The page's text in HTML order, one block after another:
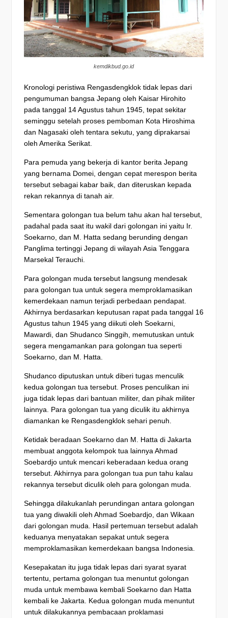
kemdikbud.go.id
Kronologi peristiwa Rengasdengklok tidak lepas dari
pengumuman bangsa Jepang oleh Kaisar Hirohito
pada tanggal 14 Agustus tahun 1945, tepat sekitar
seminggu setelah proses pemboman Kota Hiroshima
dan Nagasaki oleh tentara sekutu, yang diprakarsai
oleh Amerika Serikat.
Para pemuda yang bekerja di kantor berita Jepang
yang bernama Domei, dengan cepat merespon berita
tersebut sebagai kabar baik, dan diteruskan kepada
rekan rekannya di tanah air.
Sementara golongan tua belum tahu akan hal tersebut,
padahal pada saat itu wakil dari golongan ini yaitu Ir.
Soekarno, dan M. Hatta sedang berunding dengan
Panglima tertinggi Jepang di wilayah Asia Tenggara
Marsekal Terauchi.
Para golongan muda tersebut langsung mendesak
para golongan tua untuk segera memproklamasikan
kemerdekaan namun terjadi perbedaan pendapat.
Akhirnya berdasarkan keputusan rapat pada tanggal 16
Agustus tahun 1945 yang diikuti oleh Soekarni,
Mawardi, dan Shudanco Singgih, memutuskan untuk
segera mengamankan para golongan tua seperti
Soekarno, dan M. Hatta.
Shudanco diputuskan untuk diberi tugas menculik
kedua golongan tua tersebut. Proses penculikan ini
juga tidak lepas dari bantuan militer, dan pihak militer
lainnya. Para golongan tua yang diculik itu akhirnya
diamankan ke Rengasdengklok sehari penuh.
Ketidak beradaan Soekarno dan M. Hatta di Jakarta
membuat anggota kelompok tua lainnya Ahmad
Soebardjo untuk mencari keberadaan kedua orang
tersebut. Akhirnya para golongan tua pun tahu kalau
rekannya tersebut diculik oleh para golongan muda.
Sehingga dilakukanlah perundingan antara golongan
tua yang diwakili oleh Ahmad Soebardjo, dan Wikaan
dari golongan muda. Hasil pertemuan tersebut adalah
keduanya menyatakan sepakat untuk segera
memproklamasikan kemerdekaan bangsa Indonesia.
Kesepakatan itu juga tidak lepas dari syarat syarat
tertentu, pertama golongan tua menuntut golongan
muda untuk membawa kembali Soekarno dan Hatta
kembali ke Jakarta. Kedua golongan muda menuntut
untuk dilakukannya pembacaan proklamasi